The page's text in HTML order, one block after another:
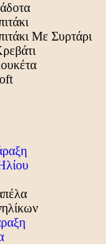
Με Συρτάρι